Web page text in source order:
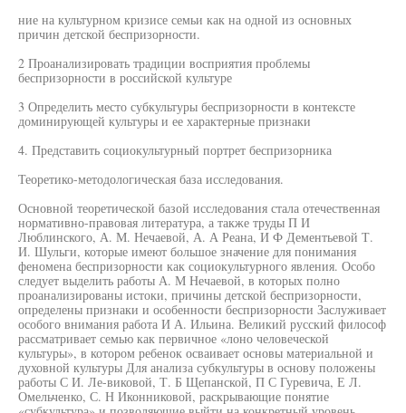
ние на культурном кризисе семьи как на одной из основных
причин детской беспризорности.
2 Проанализировать традиции восприятия проблемы
беспризорности в российской культуре
3 Определить место субкультуры беспризорности в контексте
доминирующей культуры и ее характерные признаки
4. Представить социокультурный портрет беспризорника
Теоретико-методологическая база исследования.
Основной теоретической базой исследования стала отечественная
нормативно-правовая литература, а также труды П И
Люблинского, А. М. Нечаевой, А. А Реана, И Ф Дементьевой Т.
И. Шульги, которые имеют большое значение для понимания
феномена беспризорности как социокультурного явления. Особо
следует выделить работы А. М Нечаевой, в которых полно
проанализированы истоки, причины детской беспризорности,
определены признаки и особенности беспризорности Заслуживает
особого внимания работа И А. Ильина. Великий русский философ
рассматривает семью как первичное «лоно человеческой
культуры», в котором ребенок осваивает основы материальной и
духовной культуры Для анализа субкультуры в основу положены
работы С И. Ле-виковой, Т. Б Щепанской, П С Гуревича, Е Л.
Омельченко, С. Н Иконниковой, раскрывающие понятие